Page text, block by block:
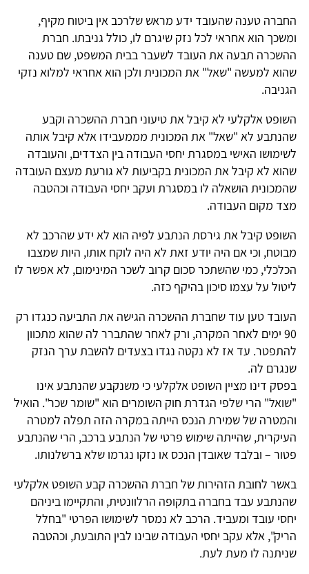
החברה טענה שהעובד ידע מראש שלרכב אין ביטוח מקיף,
ומשכך הוא אחראי לכל נזק שיגרם לו, כולל גניבתו. חברת
ההשכרה תבעה את העובד לשעבר בבית המשפט, שם טענה
שהוא למעשה "שאל" את המכונית ולכן הוא אחראי למלוא נזקי
הגניבה.
השופט אלקלעי לא קיבל את טיעוני חברת ההשכרה וקבע
שהנתבע לא "שאל" את המכונית מממעבידו אלא קיבל אותה
לשימושו האישי במסגרת יחסי העבודה בין הצדדים, והעובדה
שהוא לא קיבל את המכונית בקביעות לא גורעת מעצם העובדה
שהמכונית הושאלה לו במסגרת ועקב יחסי העבודה וכהטבה
מצד מקום העבודה.
השופט קיבל את גירסת הנתבע לפיה הוא לא ידע שהרכב לא
מבוטח, וכי אם היה יודע זאת לא היה לוקח אותו, היות שמצבו
הכלכלי, כמי שהשתכר סכום קרוב לשכר המינימום, לא אפשר לו
ליטול על עצמו סיכון בהיקף כזה.
העובד טען עוד שחברת ההשכרה הגישה את התביעה כנגדו רק
90 ימים לאחר המקרה, ורק לאחר שהתברר לה שהוא מתכוון
להתפטר. עד אז לא נקטה נגדו בצעדים להשבת ערך הנזק
שנגרם לה.
בפסק דינו מציין השופט אלקלעי כי משנקבע שהנתבע אינו
"שואל" הרי שלפי הגדרת חוק השומרים הוא "שומר שכר". הואיל
והמטרה של שמירת הנכס הייתה במקרה הזה תפלה למטרה
העיקרית, שהייתה שימוש פרטי של הנתבע ברכב, הרי שהנתבע
פטור – ובלבד שאובדן הנכס או נזקו נגרמו שלא ברשלנותו.
באשר לחובת הזהירות של חברת ההשכרה קבע השופט אלקלעי
שהנתבע עבד בחברה בתקופה הרלוונטית, והתקיימו ביניהם
יחסי עובד ומעביד. הרכב לא נמסר לשימושו הפרטי "בחלל
הריק", אלא עקב יחסי העבודה שבינו לבין התובעת, וכהטבה
שניתנה לו מעת לעת.